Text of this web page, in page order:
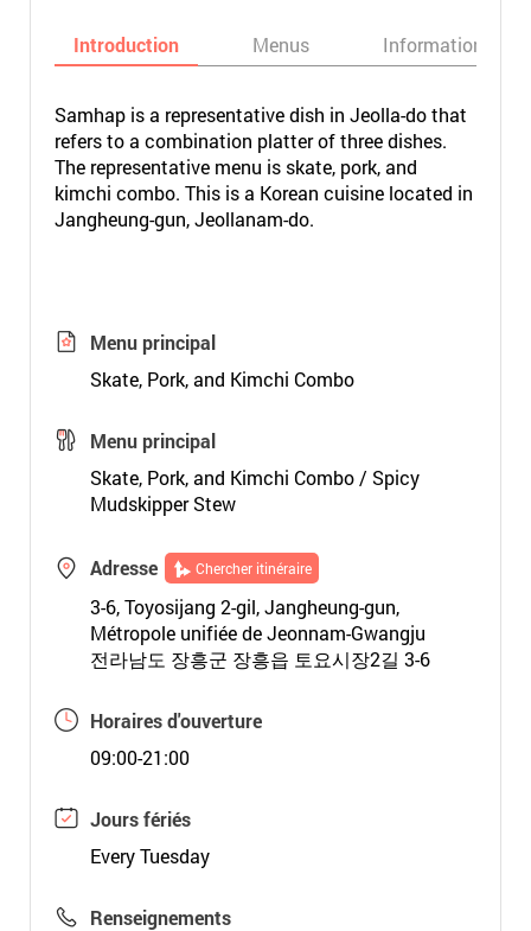
Introduction Menus Informations
Samhap is a representative dish in Jeolla-do that
refers to a combination platter of three dishes.
The representative menu is skate, pork, and
kimchi combo. This is a Korean cuisine located in
Jangheung-gun, Jeollanam-do.
Menu principal
Skate, Pork, and Kimchi Combo
Menu principal
Skate, Pork, and Kimchi Combo / Spicy
Mudskipper Stew
Adresse Chercher itinéraire
3-6, Toyosijang 2-gil, Jangheung-gun,
Métropole unifiée de Jeonnam-Gwangju
전라남도 장흥군 장흥읍 토요시장2길 3-6
Horaires d'ouverture
09:00-21:00
Jours fériés
Every Tuesday
Renseignements